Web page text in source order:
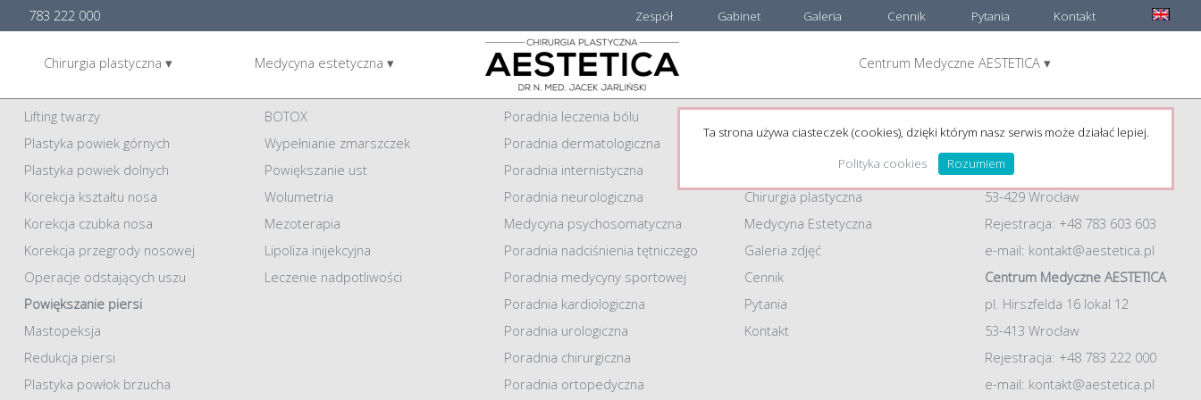
Kontakt
Pytania
Cennik
Galeria
Gabinet
Zespół
783 222 000
Chirurgia plastyczna ▾ Medycyna estetyczna ▾ Centrum Medyczne AESTETICA ▾
Chirurgia plastyczna
Lifting twarzy
Plastyka powiek górnych
Plastyka powiek dolnych
Korekcja kształtu nosa
Korekcja czubka nosa
Korekcja przegrody nosowej
Operacje odstających uszu
Powiększanie piersi
Mastopeksja
Redukcja piersi
Plastyka powłok brzucha
Medycyna Estetyczna
BOTOX
Wypełnianie zmarszczek
Powiększanie ust
Wolumetria
Mezoterapia
Lipoliza inijekcyjna
Leczenie nadpotliwości
Centrum Medyczne AESTETICA
Poradnia leczenia bólu
Poradnia dermatologiczna
Poradnia internistyczna
Poradnia neurologiczna
Medycyna psychosomatyczna
Poradnia nadciśnienia tętniczego
Poradnia medycyny sportowej
Poradnia kardiologiczna
Poradnia urologiczna
Poradnia chirurgiczna
Poradnia ortopedyczna
Zespół
Chirurgia plastyczna
Medycyna Estetyczna
Galeria zdjęć
Cennik
Pytania
Kontakt
Adresy
ul. Żelazna 54, lokal 2
53-429 Wrocław
Rejestracja: +48 783 603 603
e-mail: kontakt@aestetica.pl
Centrum Medyczne AESTETICA
pl. Hirszfelda 16 lokal 12
53-413 Wrocław
Rejestracja: +48 783 222 000
e-mail: kontakt@aestetica.pl
Ta strona używa ciasteczek (cookies), dzięki którym nasz serwis może działać lepiej.
Polityka cookies
Rozumiem